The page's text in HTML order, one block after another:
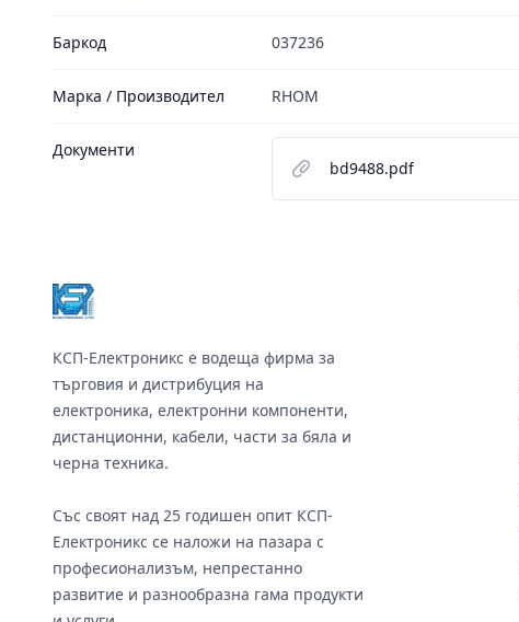
Баркод 037236
Марка / Производител RHOM
Документи
bd9488.pdf
КСП-Електроникс е водеща фирма за
търговия и дистрибуция на
електроника, електронни компоненти,
дистанционни, кабели, части за бяла и
черна техника.
Със своят над 25 годишен опит КСП-
Електроникс се наложи на пазара с
професионализъм, непрестанно
развитие и разнообразна гама продукти